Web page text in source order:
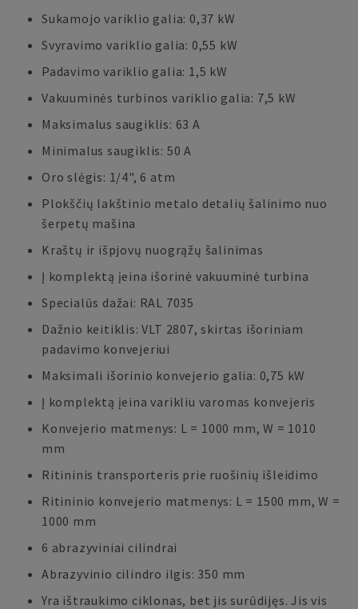
Sukamojo variklio galia: 0,37 kW
Svyravimo variklio galia: 0,55 kW
Padavimo variklio galia: 1,5 kW
Vakuuminės turbinos variklio galia: 7,5 kW
Maksimalus saugiklis: 63 A
Minimalus saugiklis: 50 A
Oro slėgis: 1/4", 6 atm
Plokščių lakštinio metalo detalių šalinimo nuo
šerpetų mašina
Kraštų ir išpjovų nuogrąžų šalinimas
Į komplektą įeina išorinė vakuuminė turbina
Specialūs dažai: RAL 7035
Dažnio keitiklis: VLT 2807, skirtas išoriniam
padavimo konvejeriui
Maksimali išorinio konvejerio galia: 0,75 kW
Į komplektą įeina varikliu varomas konvejeris
Konvejerio matmenys: L = 1000 mm, W = 1010
mm
Ritininis transporteris prie ruošinių išleidimo
Ritininio konvejerio matmenys: L = 1500 mm, W =
1000 mm
6 abrazyviniai cilindrai
Abrazyvinio cilindro ilgis: 350 mm
Yra ištraukimo ciklonas, bet jis surūdijęs. Jis vis